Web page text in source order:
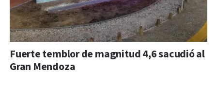
Fuerte temblor de magnitud 4,6 sacudió al
Gran Mendoza